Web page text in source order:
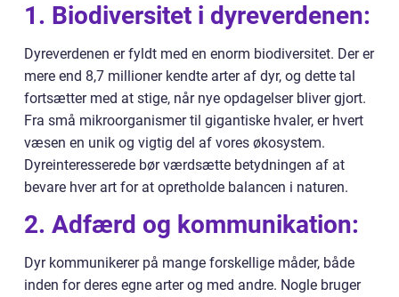
1. Biodiversitet i dyreverdenen:
Dyreverdenen er fyldt med en enorm biodiversitet. Der er
mere end 8,7 millioner kendte arter af dyr, og dette tal
fortsætter med at stige, når nye opdagelser bliver gjort.
Fra små mikroorganismer til gigantiske hvaler, er hvert
væsen en unik og vigtig del af vores økosystem.
Dyreinteresserede bør værdsætte betydningen af at
bevare hver art for at opretholde balancen i naturen.
2. Adfærd og kommunikation:
Dyr kommunikerer på mange forskellige måder, både
inden for deres egne arter og med andre. Nogle bruger